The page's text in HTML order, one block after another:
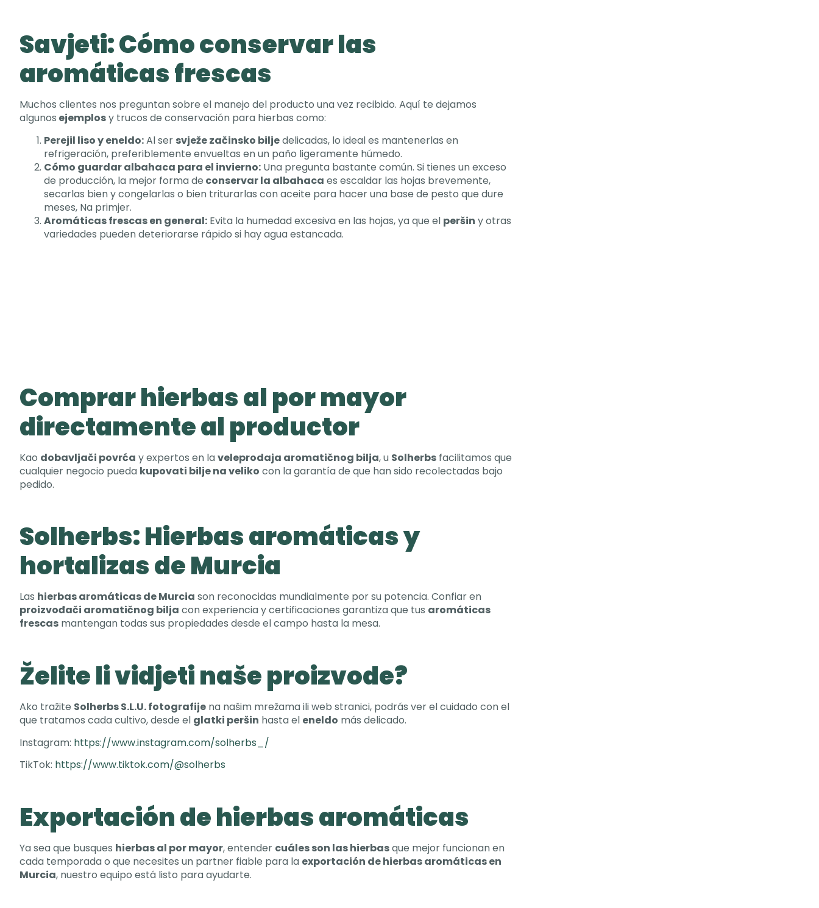
Savjeti:Cómo conservar las
aromáticas frescas
Muchos clientes nos preguntan sobre el manejo del producto una vez recibido. Aquí te dejamos
algunos ejemplosy trucos de conservación para hierbas como:
Perejil liso y eneldo:Al ser svježe začinsko biljedelicadas, lo ideal es mantenerlas en
refrigeración, preferiblemente envueltas en un paño ligeramente húmedo.
Cómo guardar albahaca para el invierno: Una pregunta bastante común. Si tienes un exceso
de producción, la mejor forma de conservar la albahaca es escaldar las hojas brevemente,
secarlas bien y congelarlas o bien triturarlas con aceite para hacer una base de pesto que dure
meses, Na primjer.
Aromáticas frescas en general: Evita la humedad excesiva en las hojas,ya que el peršin y otras
variedades pueden deteriorarse rápido si hay agua estancada.
Comprar hierbas al por mayor
directamente al productor
Kao dobavljači povrća y expertos en laveleprodaja aromatičnog bilja, u Solherbs facilitamos que
cualquier negocio pueda kupovati bilje na veliko con la garantía de que han sido recolectadas bajo
pedido.
Solherbs:Hierbas aromáticas y
hortalizas de Murcia
Las hierbas aromáticas de Murcia son reconocidas mundialmente por su potencia. Confiar en
proizvođači aromatičnog bilja con experiencia y certificaciones garantiza que tus aromáticas
frescas mantengan todas sus propiedades desde el campo hasta la mesa.
Želite li vidjeti naše proizvode?
Ako tražite Solherbs S.L.U. fotografije na našim mrežama ili web stranici, podrás ver el cuidado con el
que tratamos cada cultivo,desde el glatki peršin hasta el eneldo más delicado.
Instagram: https://www.instagram.com/solherbs_/
TikTok: https://www.tiktok.com/@solherbs
Exportación de hierbas aromáticas
Ya sea que busques hierbas al por mayor,entender cuáles son las hierbasque mejor funcionan en
cada temporada o que necesites un partner fiable para la exportación de hierbas aromáticas en
Murcia, nuestro equipo está listo para ayudarte.